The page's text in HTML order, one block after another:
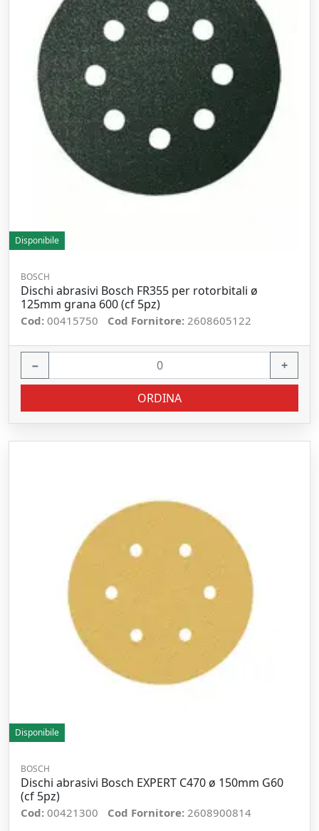
Disponibile
BOSCH
Dischi abrasivi Bosch FR355 per rotorbitali ø
125mm grana 600 (cf 5pz)
Cod: 00415750 Cod Fornitore: 2608605122
− +
ORDINA
Disponibile
BOSCH
Dischi abrasivi Bosch EXPERT C470 ø 150mm G60
(cf 5pz)
Cod: 00421300 Cod Fornitore: 2608900814